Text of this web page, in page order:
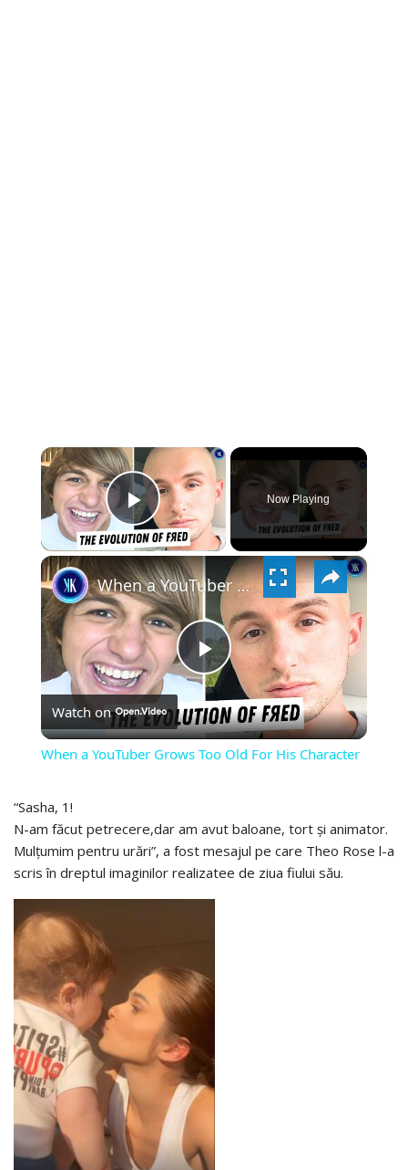
×
PLAY
VIDEO
Now Playing
×
PLAY
VIDEO
When a YouTuber Grows Too Old For His Character
Watch on
When a YouTuber Grows Too Old For His Character
“Sasha, 1!
N-am făcut petrecere,dar am avut baloane, tort și animator.
Mulțumim pentru urări”, a fost mesajul pe care Theo Rose l-a
scris în dreptul imaginilor realizatee de ziua fiului său.